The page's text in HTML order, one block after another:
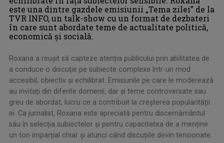
este una dintre gazdele emisiunii „Tema zilei” de la
TVR INFO, un talk-show cu un format de dezbateri
în care sunt abordate teme de actualitate politică,
economică și socială.
Roxana a reușit să capteze atenția publicului prin abilitatea de
a conduce o discuţie pe subiecte complexe într-un mod
accesibil, obiectiv şi echilibrat. Emisiunile pe care le moderează
au invitați din diferite domenii, dar și teme controversate sau
greu de abordat, lucru ce a contribuit la creșterea popularității
ei. Ca jurnalist, Roxana este apreciată pentru discernământul
său în selecția subiectelor și pentru capacitatea de a menține
un ton imparțial chiar și atunci când discuțiile devin tensionate.